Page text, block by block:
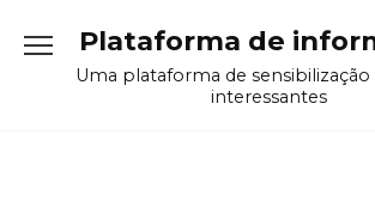
содержанию
Plataforma de
Uma plataforma de sensibilização
interessantes